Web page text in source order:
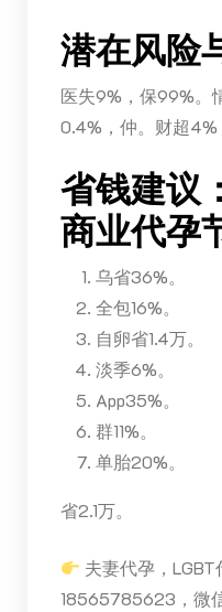
潜在风险
医失9%，保99%。
0.4%，仲。财超4%
省钱建议
商业代孕
乌省36%。
全包16%。
自卵省1.4万。
淡季6%。
App35%。
群11%。
单胎20%。
省2.1万。
夫妻代孕，
18565785623，微